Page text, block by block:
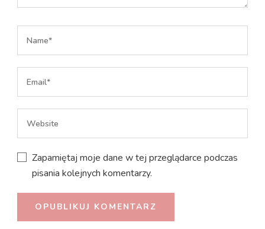
Zapamiętaj moje dane w tej przeglądarce podczas
pisania kolejnych komentarzy.